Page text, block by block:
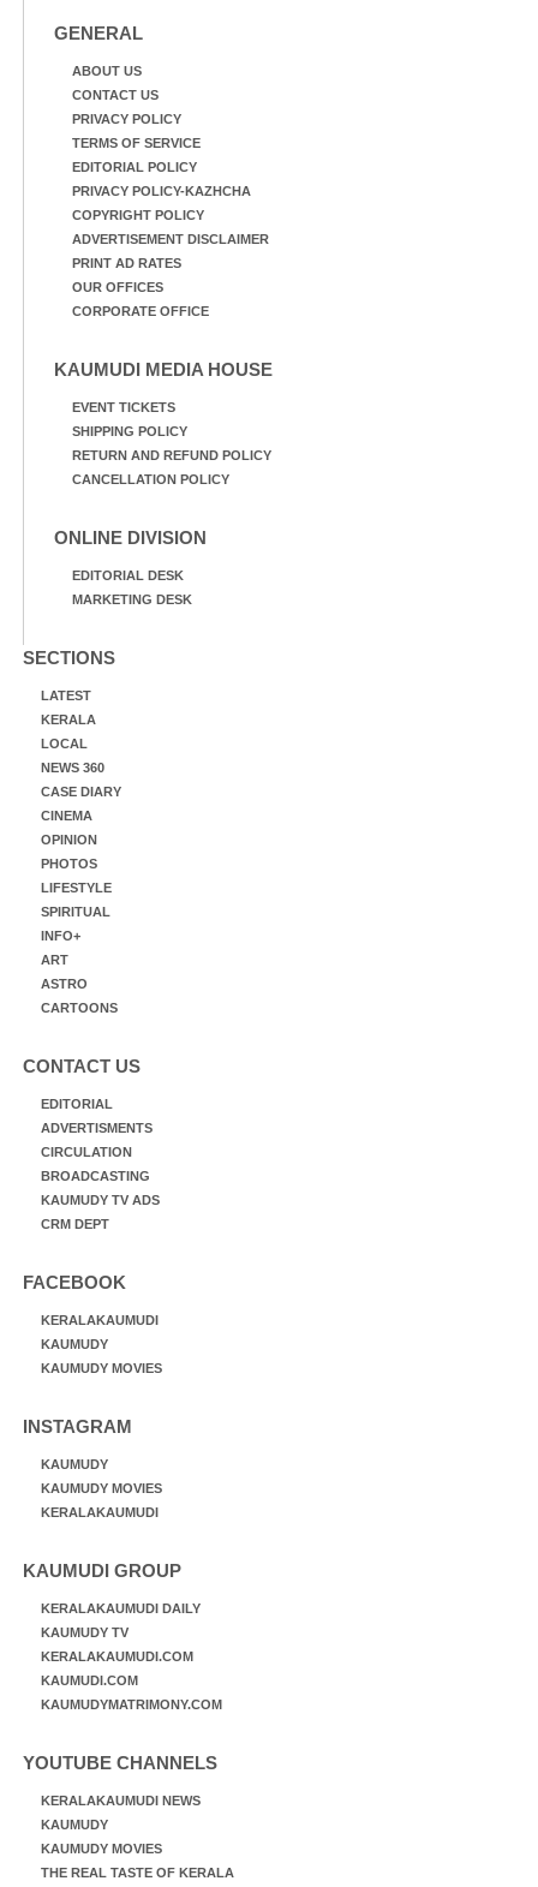
GENERAL
ABOUT US
CONTACT US
PRIVACY POLICY
TERMS OF SERVICE
EDITORIAL POLICY
PRIVACY POLICY-KAZHCHA
COPYRIGHT POLICY
ADVERTISEMENT DISCLAIMER
PRINT AD RATES
OUR OFFICES
CORPORATE OFFICE
KAUMUDI MEDIA HOUSE
EVENT TICKETS
SHIPPING POLICY
RETURN AND REFUND POLICY
CANCELLATION POLICY
ONLINE DIVISION
EDITORIAL DESK
MARKETING DESK
SECTIONS
LATEST
KERALA
LOCAL
NEWS 360
CASE DIARY
CINEMA
OPINION
PHOTOS
LIFESTYLE
SPIRITUAL
INFO+
ART
ASTRO
CARTOONS
CONTACT US
EDITORIAL
ADVERTISMENTS
CIRCULATION
BROADCASTING
KAUMUDY TV ADS
CRM DEPT
FACEBOOK
KERALAKAUMUDI
KAUMUDY
KAUMUDY MOVIES
INSTAGRAM
KAUMUDY
KAUMUDY MOVIES
KERALAKAUMUDI
KAUMUDI GROUP
KERALAKAUMUDI DAILY
KAUMUDY TV
KERALAKAUMUDI.COM
KAUMUDI.COM
KAUMUDYMATRIMONY.COM
YOUTUBE CHANNELS
KERALAKAUMUDI NEWS
KAUMUDY
KAUMUDY MOVIES
THE REAL TASTE OF KERALA